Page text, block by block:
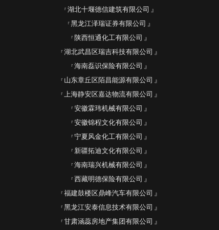
湖北十堰德信建筑有限公司
黑龙江泽瑞证券有限公司
陕西恒通化工有限公司
湖北武昌区瑞吉科技有限公司
海南磊识保险有限公司
山东章丘区陌昌能源有限公司
上海静安区嘉达物流有限公司
安徽霖玮机械有限公司
安徽锦程文化有限公司
宁夏风金化工有限公司
新疆拓迪文化有限公司
海南瑞兴机械有限公司
西藏明德保险有限公司
福建鼓楼区鼎峰汽车有限公司
黑龙江安泰信息技术有限公司
甘肃涵蕊房地产集团有限公司